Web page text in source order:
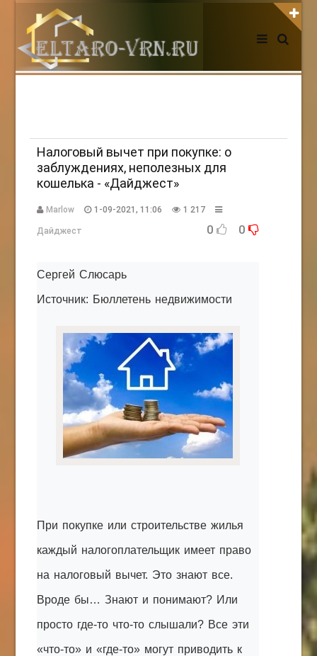
АВТОРИЗАЦИЯ НА САЙТЕ
Регистрация
НОВОСТИ СЕГОДНЯ
КАК С НАМИ СВЯЗАТЬСЯ
Edgarpo26@gmail.com
axin.ed@yandex.ru
yrikf40@gmail.com
Eltaro-Vrn.ru
Налоговый вычет при покупке: о
заблуждениях, неполезных для
кошелька - «Дайджест»
Marlow 1-09-2021, 11:06 1 217
Дайджест 0 0
Сергей Слюсарь
Источник: Бюллетень недвижимости
При покупке или строительстве жилья
каждый налогоплательщик имеет право
на налоговый вычет. Это знают все.
Вроде бы… Знают и понимают? Или
просто где-то что-то слышали? Все эти
«что-то» и «где-то» могут приводить к